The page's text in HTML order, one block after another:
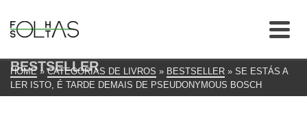
BESTSELLER
HOME » CATEGORIAS DE LIVROS » BESTSELLER » SE ESTÁS A
LER ISTO, É TARDE DEMAIS DE PSEUDONYMOUS BOSCH